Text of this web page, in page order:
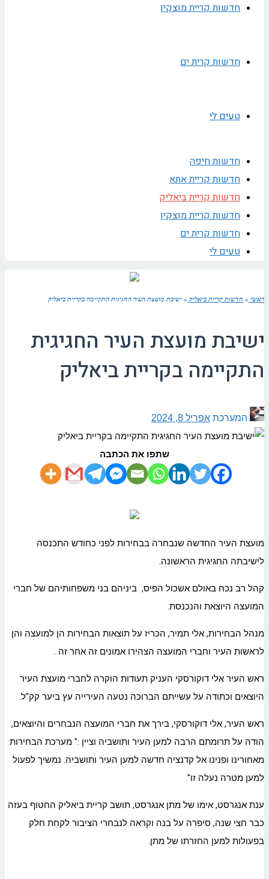
חדשות קריית מוצקין
חדשות קרית ים
טעים לי
חדשות חיפה
חדשות קריית אתא
חדשות קריית ביאליק
חדשות קריית מוצקין
חדשות קרית ים
טעים לי
ראשי » חדשות קריית ביאליק » ישיבת מועצת העיר החגיגית התקיימה בקריית ביאליק
ישיבת מועצת העיר החגיגית
התקיימה בקריית ביאליק
המערכת אפריל 8, 2024
שתפו את הכתבה
מועצת העיר החדשה שנבחרה בבחירות לפני כחודש התכנסה
לישיבתה החגיגית הראשונה.
קהל רב נכח באולם אשכול הפיס, ביניהם בני משפחותיהם של חברי
המועצה היוצאת והנכנסת.
מנהל הבחירות, אלי תמיר, הכריז על תוצאות הבחירות הן למועצה והן
לראשות העיר וחברי המועצה הצהירו אמונים זה אחר זה .
ראש העיר אלי דוקורסקי העניק תעודות הוקרה לחברי מועצת העיר
היוצאים וכתודה על עשייתם הברוכה נטעה העירייה עץ ביער קק"ל.
ראש העיר, אלי דוקורסקי, בירך את חברי המועצה הנבחרים והיוצאים,
הודה על תרומתם הרבה למען העיר ותושביה וציין :" מערכת הבחירות
מאחורינו ופנינו אל קדנציה חדשה למען העיר ותושביה. נמשיך לפעול
למען מטרה נעלה זו".
ענת אנגרסט, אימו של מתן אנגרסט, תושב קריית ביאליק החטוף בעזה
כבר חצי שנה, סיפרה על בנה וקראה לנבחרי הציבור לקחת חלק
בפעולות למען החזרתו של מתן.